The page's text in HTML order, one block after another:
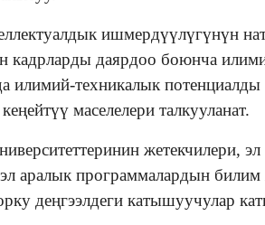
ишмердүүлүгүнүн
кадрларды даярдоо боюнча
илимий-техникалык
маселелери талкууланат.
жетекчилери, эл
аралык программалардын
деңгээлдеги катышуучулар